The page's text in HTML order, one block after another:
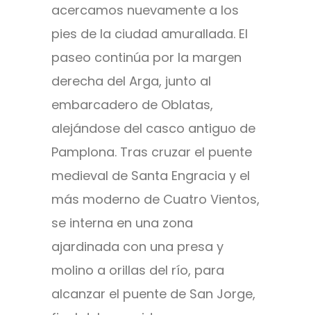
acercamos nuevamente a los
pies de la ciudad amurallada. El
paseo continúa por la margen
derecha del Arga, junto al
embarcadero de Oblatas,
alejándose del casco antiguo de
Pamplona. Tras cruzar el puente
medieval de Santa Engracia y el
más moderno de Cuatro Vientos,
se interna en una zona
ajardinada con una presa y
molino a orillas del río, para
alcanzar el puente de San Jorge,